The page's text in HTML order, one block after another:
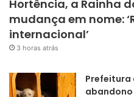
Hortência, a Rainha
mudança em nome:
internacional’
3 horas atrás
Prefeitura
abandono